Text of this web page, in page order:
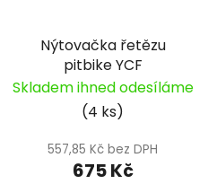
Nýtovačka řetězu
pitbike YCF
Skladem ihned odesíláme
(4 ks)
557,85 Kč bez DPH
675 Kč